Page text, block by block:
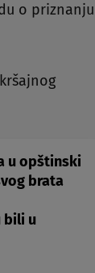
o priznanju
u opštinski
brata
bili u